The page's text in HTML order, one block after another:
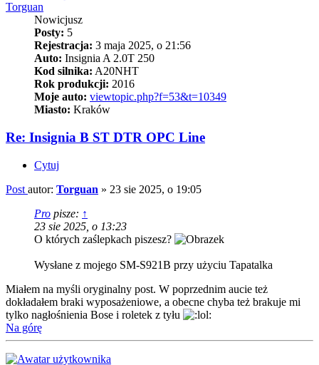
Torguan
Nowicjusz
Posty: 5
Rejestracja: 3 maja 2025, o 21:56
Auto: Insignia A 2.0T 250
Kod silnika: A20NHT
Rok produkcji: 2016
Moje auto: viewtopic.php?f=53&t=10349
Miasto: Kraków
Re: Insignia B ST DTR OPC Line
Cytuj
Post autor: Torguan » 23 sie 2025, o 19:05
Pro pisze: ↑
23 sie 2025, o 13:23
O których zaślepkach piszesz?
Wysłane z mojego SM-S921B przy użyciu Tapatalka
Miałem na myśli oryginalny post. W poprzednim aucie też
dokładałem braki wyposażeniowe, a obecne chyba też brakuje mi
tylko nagłośnienia Bose i roletek z tyłu
Na górę